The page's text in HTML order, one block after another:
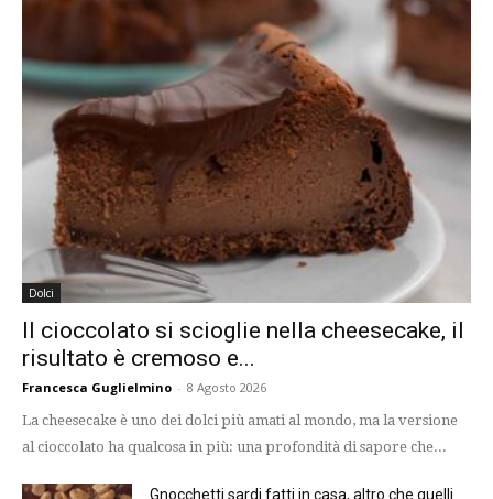
Dolci
Il cioccolato si scioglie nella cheesecake, il
risultato è cremoso e...
Francesca Guglielmino - 8 Agosto 2026
La cheesecake è uno dei dolci più amati al mondo, ma la versione
al cioccolato ha qualcosa in più: una profondità di sapore che...
Gnocchetti sardi fatti in casa, altro che quelli